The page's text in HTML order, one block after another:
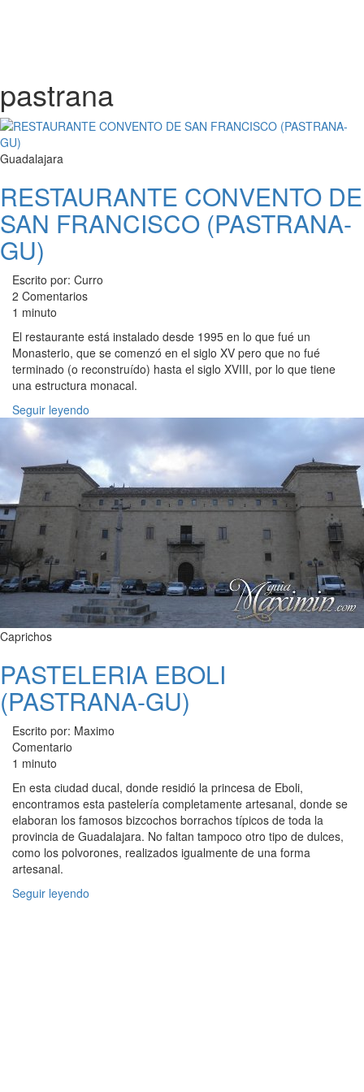
pastrana
Guadalajara
RESTAURANTE CONVENTO DE
SAN FRANCISCO (PASTRANA-
GU)
Escrito por: Curro
2 Comentarios
1 minuto
El restaurante está instalado desde 1995 en lo que fué un
Monasterio, que se comenzó en el siglo XV pero que no fué
terminado (o reconstruído) hasta el siglo XVIII, por lo que tiene
una estructura monacal.
Seguir leyendo
Caprichos
PASTELERIA EBOLI
(PASTRANA-GU)
Escrito por: Maximo
Comentario
1 minuto
En esta ciudad ducal, donde residió la princesa de Eboli,
encontramos esta pastelería completamente artesanal, donde se
elaboran los famosos bizcochos borrachos típicos de toda la
provincia de Guadalajara. No faltan tampoco otro tipo de dulces,
como los polvorones, realizados igualmente de una forma
artesanal.
Seguir leyendo